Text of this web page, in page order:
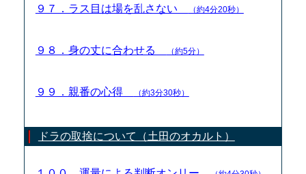
９７．ラス目は場を乱さない （約4分20秒）
９８．身の丈に合わせる （約5分）
９９．親番の心得 （約3分30秒）
ドラの取捨について（土田のオカルト）